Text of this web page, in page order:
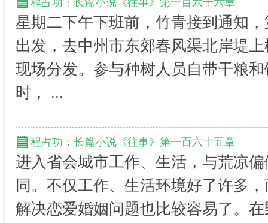
程占功：长篇小说《往事》第一百六十六章
星期二下午下班前，竹青接到通知
出发，去中州市东郊春风渠北岸堤
现场分发。参与种树人员自带干粮
时， ...
程占功：长篇小说《往事》第一百六十五章
进入省会城市工作、生活，与荒凉
同。不仅工作、生活环境好了许多
解决恋爱婚姻问题也比较容易了。